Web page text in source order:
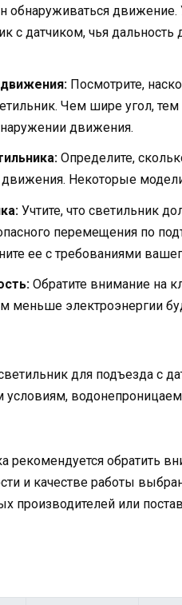
обнаруживаться движение.
с датчиком, чья дальность
Посмотрите,
Чем шире угол,
движения.
Определите,
Некоторые
Учтите, что светильник
перемещения по
ее с требованиями
Обратите внимание на
меньше электроэнергии
светильник для подъезда с
условиям,
рекомендуется обратить
и качестве работы
производителей или